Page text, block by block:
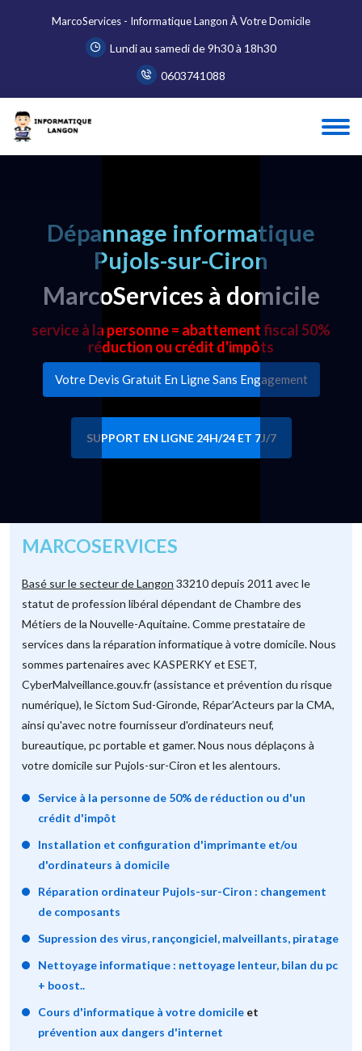
MarcoServices - Informatique Langon À Votre Domicile
Lundi au samedi de 9h30 à 18h30
0603741088
Dépannage informatique
Pujols-sur-Ciron
MarcoServices à domicile
service à la personne = abattement fiscal 50%
réduction ou crédit d'impôts
Votre Devis Gratuit En Ligne Sans Engagement
SUPPORT EN LIGNE 24H/24 ET 7J/7
MARCOSERVICES
Basé sur le secteur de Langon 33210 depuis 2011 avec le
statut de profession libéral dépendant de Chambre des
Métiers de la Nouvelle-Aquitaine. Comme prestataire de
services dans la réparation informatique à votre domicile. Nous
sommes partenaires avec KASPERKY et ESET,
CyberMalveillance.gouv.fr (assistance et prévention du risque
numérique), le Sictom Sud-Gironde, Répar’Acteurs par la CMA,
ainsi qu'avec notre fournisseur d'ordinateurs neuf,
bureautique, pc portable et gamer. Nous nous déplaçons à
votre domicile sur Pujols-sur-Ciron et les alentours.
Service à la personne de 50% de réduction ou d'un
crédit d'impôt
Installation et configuration d'imprimante et/ou
d'ordinateurs à domicile
Réparation ordinateur Pujols-sur-Ciron : changement
de composants
Supression des virus, rançongiciel, malveillants, piratage
Nettoyage informatique : nettoyage lenteur, bilan du pc
+ boost..
Cours d'informatique à votre domicile et
prévention aux dangers d'internet